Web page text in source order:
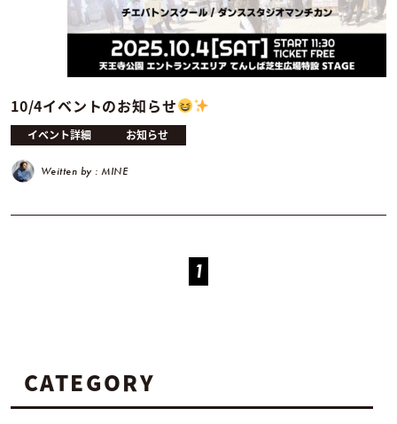
10/4イベントのお知らせ
イベント詳細 お知らせ
Weitten by : MINE
1
CATEGORY